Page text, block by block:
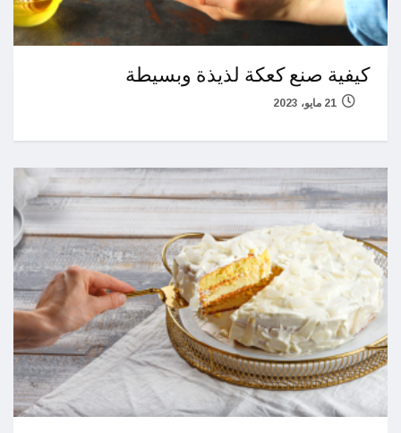
كيفية صنع كعكة لذيذة وبسيطة
21 مايو، 2023